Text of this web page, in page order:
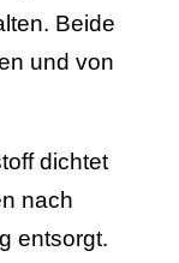
Beide
und von
dichtet
nach
entsorgt.